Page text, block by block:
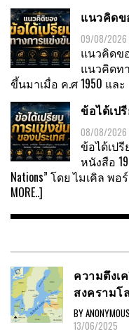
แนวคิดข
09/08/2026
แนวคิดข
แนวคิดท
ขึ้นมาเมื่อ ค.ศ 1950 และ
ข้อได้เป
08/08/2026
ข้อได้เป
หนังสือ
Nations” โดย ไมเคิล พ
MORE..]
ความตึงเ
สงครามโ
BY
13/06/2025